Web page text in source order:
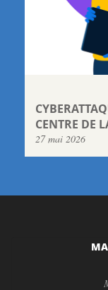
CENTRE DE
27 mai 2026